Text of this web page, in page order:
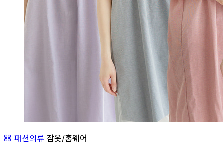
패션의류 잠옷/홈웨어